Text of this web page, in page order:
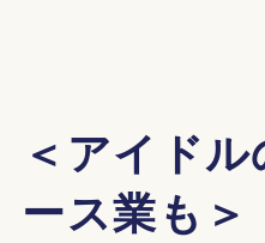
＜アイド
ース業も＞